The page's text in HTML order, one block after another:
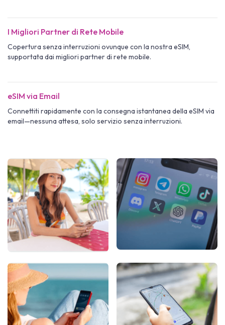
I Migliori Partner di Rete Mobile
Copertura senza interruzioni ovunque con la nostra eSIM,
supportata dai migliori partner di rete mobile.
eSIM via Email
Connettiti rapidamente con la consegna istantanea della eSIM via
email—nessuna attesa, solo servizio senza interruzioni.